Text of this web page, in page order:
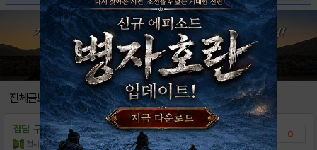
전체글보기
잡담 구글 깡통 5에 삽니다
첫사랑아이 조회수:20 | 24.01.13
0